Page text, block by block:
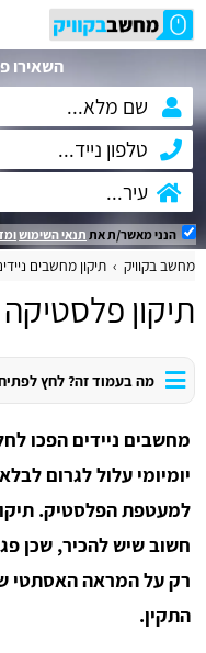
השאירו
הנני מאשר/ת את תנאי השימוש
מחשב בקוויק תיקון מחשבים
תיקון
מה בעמוד זה? לחץ
מחשבים ניידים הפכו
יומיומי עלול לגרום
למעטפת הפלסטיק.
חשוב שיש להכיר, שכן
רק על המראה האסתטי
התקין.